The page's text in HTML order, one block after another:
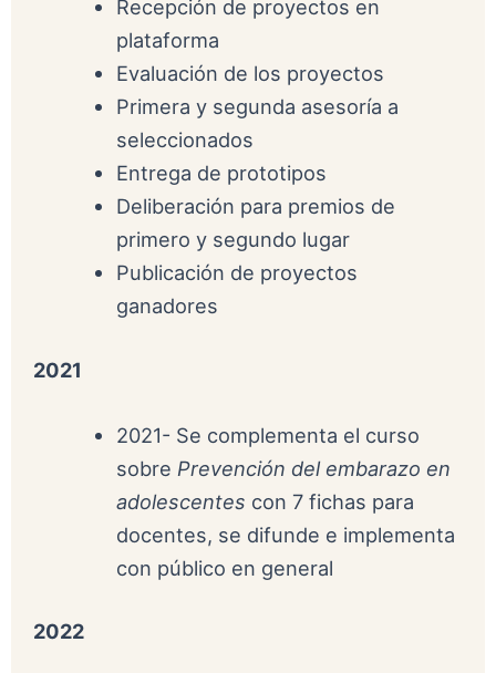
Recepción de proyectos en
plataforma
Evaluación de los proyectos
Primera y segunda asesoría a
seleccionados
Entrega de prototipos
Deliberación para premios de
primero y segundo lugar
Publicación de proyectos
ganadores
2021
2021- Se complementa el curso
sobre Prevención del embarazo en
adolescentes con 7 fichas para
docentes, se difunde e implementa
con público en general
2022